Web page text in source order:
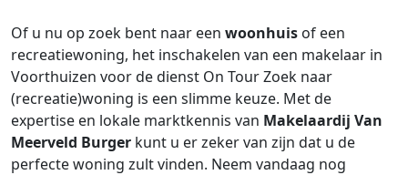
Of u nu op zoek bent naar een woonhuis of een
recreatiewoning, het inschakelen van een makelaar in
Voorthuizen voor de dienst On Tour Zoek naar
(recreatie)woning is een slimme keuze. Met de
expertise en lokale marktkennis van Makelaardij Van
Meerveld Burger kunt u er zeker van zijn dat u de
perfecte woning zult vinden. Neem vandaag nog